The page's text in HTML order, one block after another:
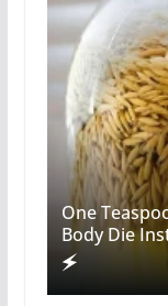
One
Body Die